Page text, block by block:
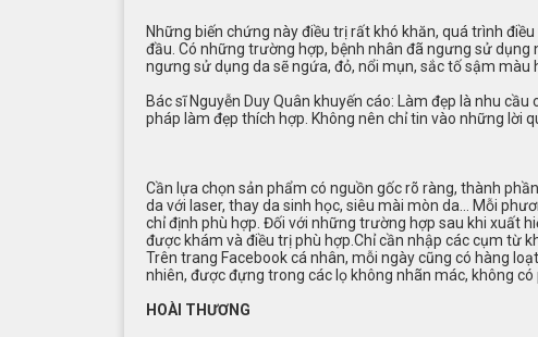
Những biến chứng này điều trị rất khó khăn, quá trình
đầu. Có những trường hợp, bệnh nhân đã ngưng sử
ngưng sử dụng da sẽ ngứa, đỏ, nổi mụn, sắc tố sậm
Bác sĩ Nguyễn Duy Quân khuyến cáo: Làm đẹp là nhu
pháp làm đẹp thích hợp. Không nên chỉ tin vào những lời
Cần lựa chọn sản phẩm có nguồn gốc rõ ràng, thành
da với laser, thay da sinh học, siêu mài mòn da… Mỗi
chỉ định phù hợp. Đối với những trường hợp sau khi xuất
được khám và điều trị phù hợp.Chỉ cần nhập các cụm từ
Trên trang Facebook cá nhân, mỗi ngày cũng có hàng
nhiên, được đựng trong các lọ không nhãn mác, không
HOÀI THƯƠNG